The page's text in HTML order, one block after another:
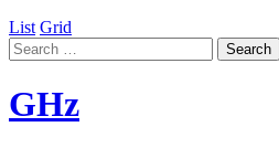
List Grid
GHz